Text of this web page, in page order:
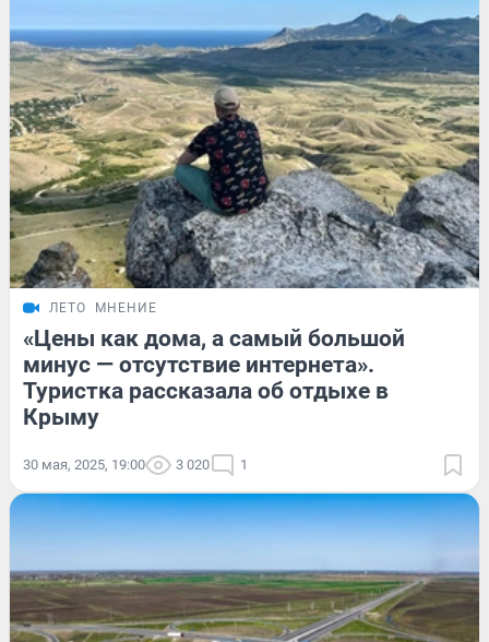
ЛЕТО МНЕНИЕ
«Цены как дома, а самый большой
минус — отсутствие интернета».
Туристка рассказала об отдыхе в
Крыму
30 мая, 2025, 19:00 3 020 1